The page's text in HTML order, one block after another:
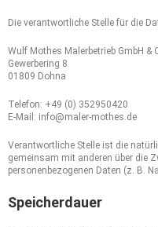
Die verantwortliche Stelle für die
Wulf Mothes Malerbetrieb GmbH &
Gewerbering 8
01809 Dohna
Telefon: +49 (0) 352950420
E-Mail: info@maler-mothes.de
Verantwortliche Stelle ist die
gemeinsam mit anderen über die
personenbezogenen Daten (z. B.
Speicherdauer